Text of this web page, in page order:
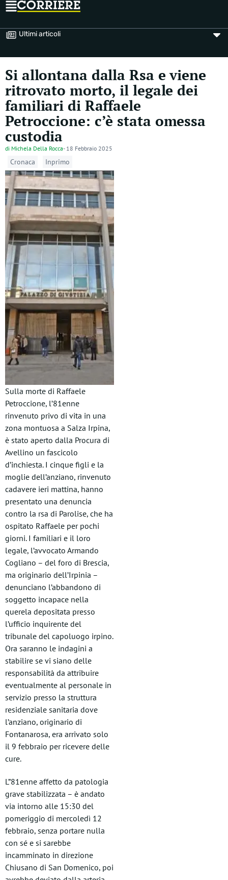
Ultimi articoli
Si allontana dalla Rsa e viene
ritrovato morto, il legale dei
familiari di Raffaele
Petroccione: c’è stata omessa
custodia
di Michela Della Rocca- 18 Febbraio 2025
Cronaca Inprimo
Sulla morte di Raffaele
Petroccione, l’81enne
rinvenuto privo di vita in una
zona montuosa a Salza Irpina,
è stato aperto dalla Procura di
Avellino un fascicolo
d’inchiesta. I cinque figli e la
moglie dell’anziano, rinvenuto
cadavere ieri mattina, hanno
presentato una denuncia
contro la rsa di Parolise, che ha
ospitato Raffaele per pochi
giorni. I familiari e il loro
legale, l’avvocato Armando
Cogliano – del foro di Brescia,
ma originario dell’Irpinia –
denunciano l’abbandono di
soggetto incapace nella
querela depositata presso
l’ufficio inquirente del
tribunale del capoluogo irpino.
Ora saranno le indagini a
stabilire se vi siano delle
responsabilità da attribuire
eventualmente al personale in
servizio presso la struttura
residenziale sanitaria dove
l’anziano, originario di
Fontanarosa, era arrivato solo
il 9 febbraio per ricevere delle
cure.
L”81enne affetto da patologia
grave stabilizzata – è andato
via intorno alle 15:30 del
pomeriggio di mercoledì 12
febbraio, senza portare nulla
con sé e si sarebbe
incamminato in direzione
Chiusano di San Domenico, poi